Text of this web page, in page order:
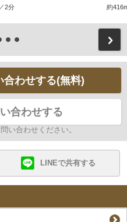
2分 約
合わせする(無料)
合わせする
い合わせください。
LINEで共有する